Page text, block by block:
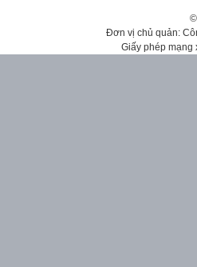
Đơn vị chủ quản:
Giấy phép mạng